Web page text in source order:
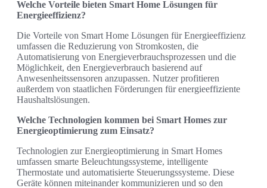
Welche Vorteile bieten Smart Home Lösungen für
Energieeffizienz?
Die Vorteile von Smart Home Lösungen für Energieeffizienz
umfassen die Reduzierung von Stromkosten, die
Automatisierung von Energieverbrauchsprozessen und die
Möglichkeit, den Energieverbrauch basierend auf
Anwesenheitssensoren anzupassen. Nutzer profitieren
außerdem von staatlichen Förderungen für energieeffiziente
Haushaltslösungen.
Welche Technologien kommen bei Smart Homes zur
Energieoptimierung zum Einsatz?
Technologien zur Energieoptimierung in Smart Homes
umfassen smarte Beleuchtungssysteme, intelligente
Thermostate und automatisierte Steuerungssysteme. Diese
Geräte können miteinander kommunizieren und so den